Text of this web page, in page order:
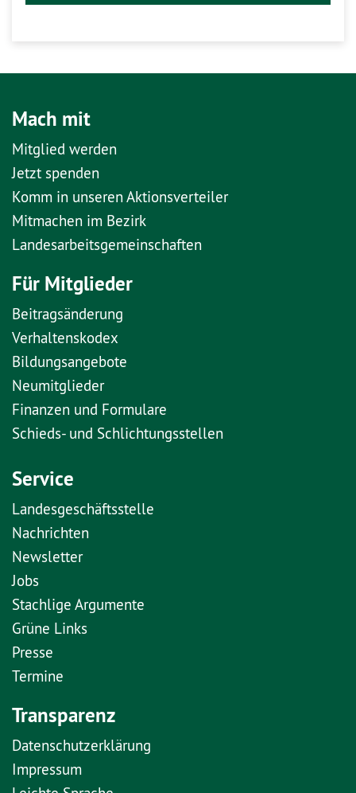
Mach mit
Mitglied werden
Jetzt spenden
Komm in unseren Aktionsverteiler
Mitmachen im Bezirk
Landesarbeitsgemeinschaften
Für Mitglieder
Beitragsänderung
Verhaltenskodex
Bildungsangebote
Neumitglieder
Finanzen und Formulare
Schieds- und Schlichtungsstellen
Service
Landesgeschäftsstelle
Nachrichten
Newsletter
Jobs
Stachlige Argumente
Grüne Links
Presse
Termine
Transparenz
Datenschutzerklärung
Impressum